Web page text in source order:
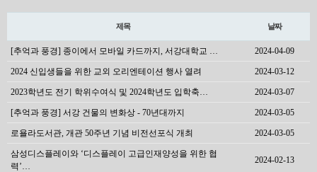
제목 날짜
[추억과 풍경] 종이에서 모바일 카드까지, 서강대학교 … 2024-04-09
2024 신입생들을 위한 교외 오리엔테이션 행사 열려 2024-03-12
2023학년도 전기 학위수여식 및 2024학년도 입학축… 2024-03-07
[추억과 풍경] 서강 건물의 변화상 - 70년대까지 2024-03-05
로욜라도서관, 개관 50주년 기념 비전선포식 개최 2024-03-05
삼성디스플레이와 ‘디스플레이 고급인재양성을 위한 협
력’…
2024-02-13